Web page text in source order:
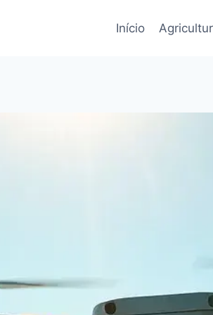
Início